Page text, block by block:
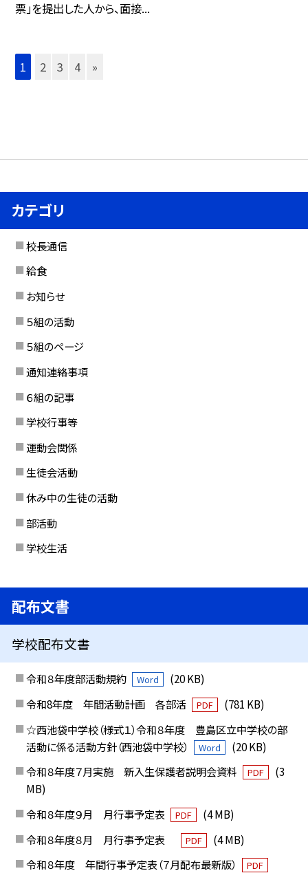
票」を提出した人から、面接...
1 2 3 4 »
カテゴリ
校長通信
給食
お知らせ
５組の活動
５組のページ
通知連絡事項
６組の記事
学校行事等
運動会関係
生徒会活動
休み中の生徒の活動
部活動
学校生活
配布文書
学校配布文書
令和８年度部活動規約 Word
(20 KB)
令和8年度 年間活動計画 各部活
PDF
(781 KB)
☆西池袋中学校（様式１）令和８年度 豊島区立中学校の部
活動に係る活動方針（西池袋中学校）
Word
(20 KB)
令和８年度７月実施 新入生保護者説明会資料
PDF
(3
MB)
令和８年度９月 月行事予定表
PDF
(4 MB)
令和８年度８月 月行事予定表
PDF
(4 MB)
令和８年度 年間行事予定表（７月配布最新版）
PDF